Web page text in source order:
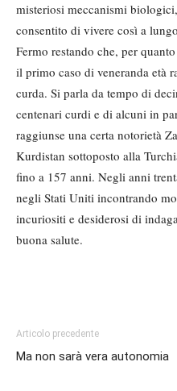
misteriosi meccanismi
consentito di vivere così a
Fermo restando che, per
il primo caso di veneranda età
curda. Si parla da tempo di
centenari curdi e di alcuni in
raggiunse una certa notorietà
Kurdistan sottoposto alla
fino a 157 anni. Negli anni
negli Stati Uniti incontrando
incuriositi e desiderosi di
buona salute.
Articolo precedente
Ma non sarà vera autonomia